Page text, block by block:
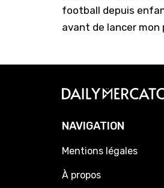
football depuis
avant de lancer
NAVIGATION
Mentions légales
À propos